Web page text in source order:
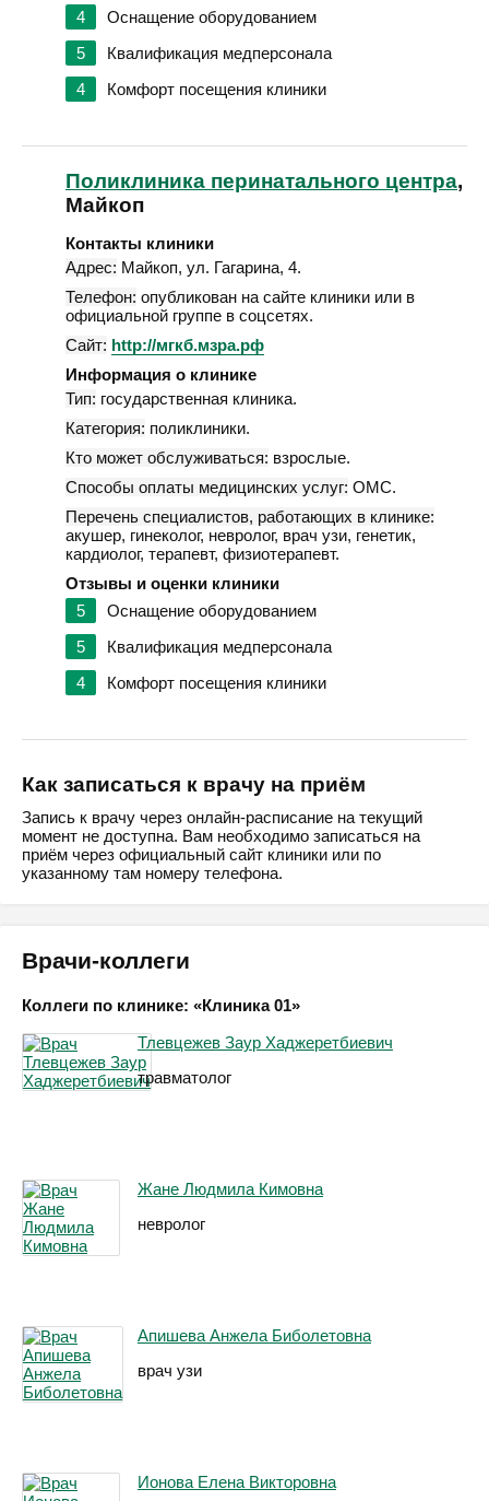
4
Оснащение оборудованием
5
Квалификация медперсонала
4
Комфорт посещения клиники
Поликлиника перинатального центра,
Майкоп
Контакты клиники
Адрес: Майкоп, ул. Гагарина, 4.
Телефон: опубликован на сайте клиники или в
официальной группе в соцсетях.
Сайт: http://мгкб.мзра.рф
Информация о клинике
Тип: государственная клиника.
Категория: поликлиники.
Кто может обслуживаться: взрослые.
Способы оплаты медицинских услуг: ОМС.
Перечень специалистов, работающих в клинике:
акушер, гинеколог, невролог, врач узи, генетик,
кардиолог, терапевт, физиотерапевт.
Отзывы и оценки клиники
5
Оснащение оборудованием
5
Квалификация медперсонала
4
Комфорт посещения клиники
Как записаться к врачу на приём
Запись к врачу через онлайн-расписание на текущий
момент не доступна. Вам необходимо записаться на
приём через официальный сайт клиники или по
указанному там номеру телефона.
Врачи-коллеги
Коллеги по клинике: «Клиника 01»
Тлевцежев Заур Хаджеретбиевич
травматолог
Жане Людмила Кимовна
невролог
Апишева Анжела Биболетовна
врач узи
Ионова Елена Викторовна